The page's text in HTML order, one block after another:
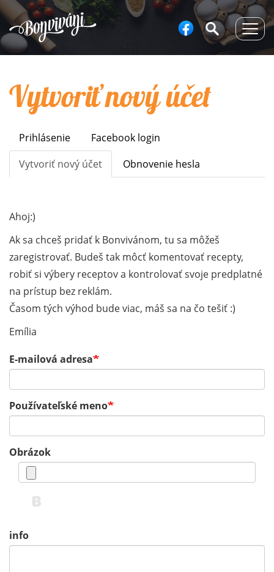
Vytvoriť nový účet
Primary
tabs
Prihlásenie
Facebook login
Vytvoriť nový účet (aktívna
karta)
Obnovenie hesla
Ahoj:)
Ak sa chceš pridať k Bonvivánom, tu sa môžeš
zaregistrovať. Budeš tak môcť komentovať recepty,
robiť si výbery receptov a kontrolovať svoje predplatné
na prístup bez reklám.
Časom tých výhod bude viac, máš sa na čo tešiť :)
Emília
E-mailová adresa
Používateľské meno
Obrázok
info